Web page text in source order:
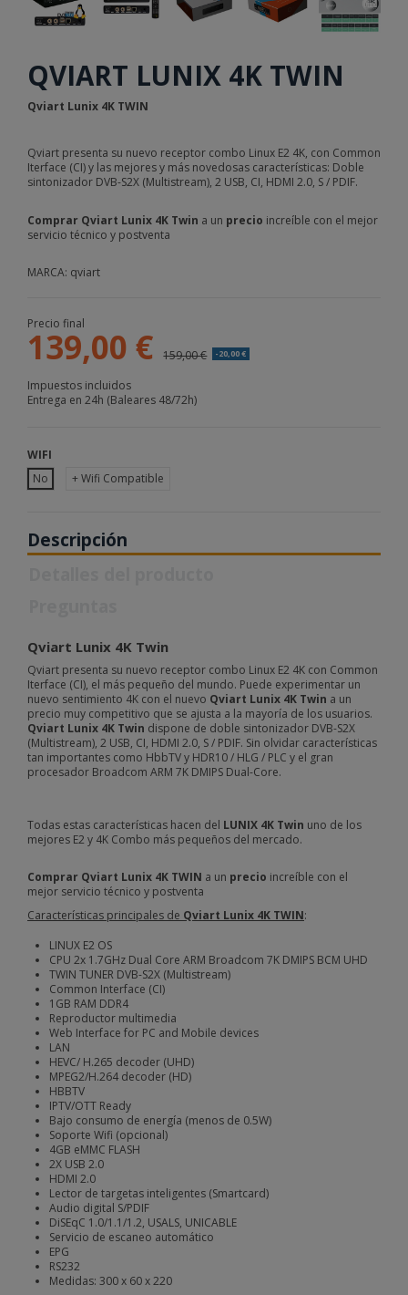
QVIART LUNIX 4K TWIN
Qviart Lunix 4K TWIN
Qviart presenta su nuevo receptor combo Linux E2 4K, con Common
Iterface (CI) y las mejores y más novedosas características: Doble
sintonizador DVB-S2X (Multistream), 2 USB, CI, HDMI 2.0, S / PDIF.
Comprar Qviart Lunix 4K Twin a un precio increíble con el mejor
servicio técnico y postventa
MARCA: qviart
Precio final
139,00 € 159,00 € -20,00 €
Impuestos incluidos
Entrega en 24h (Baleares 48/72h)
WIFI
No
+ Wifi Compatible
Descripción
Qviart Lunix 4K Twin
Qviart presenta su nuevo receptor combo Linux E2 4K con Common
Iterface (CI), el más pequeño del mundo. Puede experimentar un
nuevo sentimiento 4K con el nuevo Qviart Lunix 4K Twin a un
precio muy competitivo que se ajusta a la mayoría de los usuarios.
Qviart Lunix 4K Twin dispone de doble sintonizador DVB-S2X
(Multistream), 2 USB, CI, HDMI 2.0, S / PDIF. Sin olvidar características
tan importantes como HbbTV y HDR10 / HLG / PLC y el gran
procesador Broadcom ARM 7K DMIPS Dual-Core.
Todas estas características hacen del LUNIX 4K Twin uno de los
mejores E2 y 4K Combo más pequeños del mercado.
Comprar Qviart Lunix 4K TWIN a un precio increíble con el
mejor servicio técnico y postventa
Características principales de Qviart Lunix 4K TWIN:
LINUX E2 OS
CPU 2x 1.7GHz Dual Core ARM Broadcom 7K DMIPS BCM UHD
TWIN TUNER DVB-S2X (Multistream)
Common Interface (CI)
1GB RAM DDR4
Reproductor multimedia
Web Interface for PC and Mobile devices
LAN
HEVC/ H.265 decoder (UHD)
MPEG2/H.264 decoder (HD)
HBBTV
IPTV/OTT Ready
Bajo consumo de energía (menos de 0.5W)
Soporte Wifi (opcional)
4GB eMMC FLASH
2X USB 2.0
HDMI 2.0
Lector de targetas inteligentes (Smartcard)
Audio digital S/PDIF
DiSEqC 1.0/1.1/1.2, USALS, UNICABLE
Servicio de escaneo automático
EPG
RS232
Medidas: 300 x 60 x 220